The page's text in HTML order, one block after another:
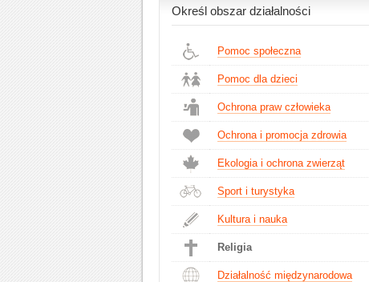
Określ obszar działalności
Pomoc społeczna
Pomoc dla dzieci
Ochrona praw człowieka
Ochrona i promocja zdrowia
Ekologia i ochrona zwierząt
Sport i turystyka
Kultura i nauka
Religia
Działalność międzynarodowa